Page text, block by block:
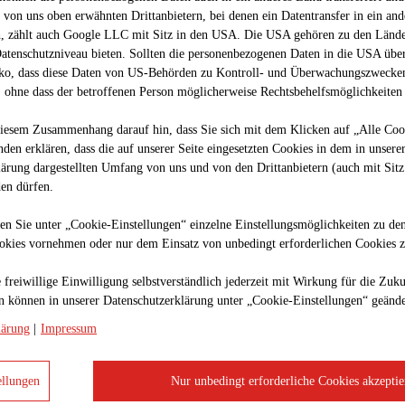
die Rohre grabenlos mittels eines
von Anrainerinnen und Anrainern minimiert.
hergestellt. Danach wird dieses Bohrloch im Rückwärtsgang je
Wasser-Bentonit-Gemisch besteht. Je nach Untergrundbeschaffenheit
und somit ein großes Wasserbindevermögen besitzt.
uns oben erwähnten Drittanbietern, bei denen ein Datentransfer in ein
zählt auch Google LLC mit Sitz in den USA. Die USA gehören zu den
bieten. Sollten die personenbezogenen Daten in die USA
dass diese Daten von US-Behörden zu Kontroll- und
dass der betroffenen Person möglicherweise Rechtsbehelfsmöglichkeiten
Zusammenhang darauf hin, dass Sie sich mit dem Klicken auf „Alle
erklären, dass die auf unserer Seite eingesetzten Cookies in dem in unserer
dargestellten Umfang von uns und von den Drittanbietern (auch mit
dürfen.
Sie unter „Cookie-Einstellungen“ einzelne Einstellungsmöglichkeiten zu
vornehmen oder nur dem Einsatz von unbedingt erforderlichen Cookies
freiwillige Einwilligung selbstverständlich jederzeit mit Wirkung für die
können in unserer Datenschutzerklärung unter „Cookie-Einstellungen“
Impressum
Nur unbedingt erforderliche Cookies